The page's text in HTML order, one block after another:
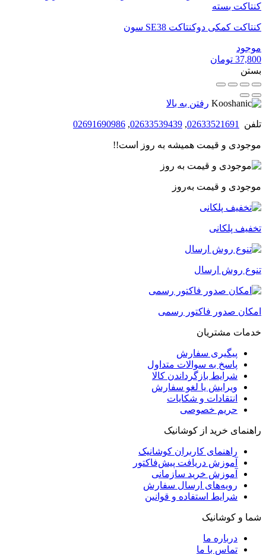
کنتاکت کمکی دوکنتاکت SE38 سون
موجود
37,800 تومان
بستن
رفتن به بالا
تلفن 02633521691
,
02633539439
,
02691690986
موجودی و قیمت همیشه به روز است!!
موجودی و قیمت به‌روز
تخفیف پلکانی
تنوع روش ارسال
امکان صدور فاکتور رسمی
خدمات مشتریان
پیگیری سفارش
پاسخ به سوالات متداول
شرایط بازگرداندن کالا
ویرایش یا لغو سفارش
انتقادات و شکایات
حریم خصوصی
راهنمای خرید از کوشانیک
راهنمای کاربران کوشانیک
آموزش دریافت پیش‌فاکتور
آموزش خرید سازمانی
رویه‌های ارسال سفارش
شرایط استفاده و قوانین
شما و کوشانیک
درباره ما
تماس با ما